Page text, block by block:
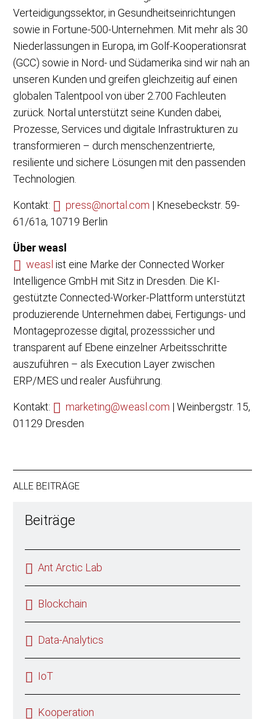
Verteidigungssektor, in Gesundheitseinrichtungen
sowie in Fortune-500-Unternehmen. Mit mehr als 30
Niederlassungen in Europa, im Golf-Kooperationsrat
(GCC) sowie in Nord- und Südamerika sind wir nah an
unseren Kunden und greifen gleichzeitig auf einen
globalen Talentpool von über 2.700 Fachleuten
zurück. Nortal unterstützt seine Kunden dabei,
Prozesse, Services und digitale Infrastrukturen zu
transformieren – durch menschenzentrierte,
resiliente und sichere Lösungen mit den passenden
Technologien.
Kontakt: press@nortal.com | Knesebeckstr. 59-
61/61a, 10719 Berlin
Über weasl
weasl ist eine Marke der Connected Worker
Intelligence GmbH mit Sitz in Dresden. Die KI-
gestützte Connected-Worker-Plattform unterstützt
produzierende Unternehmen dabei, Fertigungs- und
Montageprozesse digital, prozesssicher und
transparent auf Ebene einzelner Arbeitsschritte
auszuführen – als Execution Layer zwischen
ERP/MES und realer Ausführung.
Kontakt: marketing@weasl.com | Weinbergstr. 15,
01129 Dresden
ALLE BEITRÄGE
Beiträge
Ant Arctic Lab
Blockchain
Data-Analytics
IoT
Kooperation